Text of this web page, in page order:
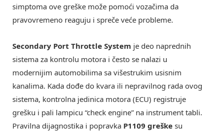
simptoma ove greške može pomoći vozačima da
pravovremeno reaguju i spreče veće probleme.
Secondary Port Throttle System je deo naprednih
sistema za kontrolu motora i često se nalazi u
modernijim automobilima sa višestrukim usisnim
kanalima. Kada dođe do kvara ili nepravilnog rada ovog
sistema, kontrolna jedinica motora (ECU) registruje
grešku i pali lampicu “check engine” na instrument tabli.
Pravilna dijagnostika i popravka P1109 greške su